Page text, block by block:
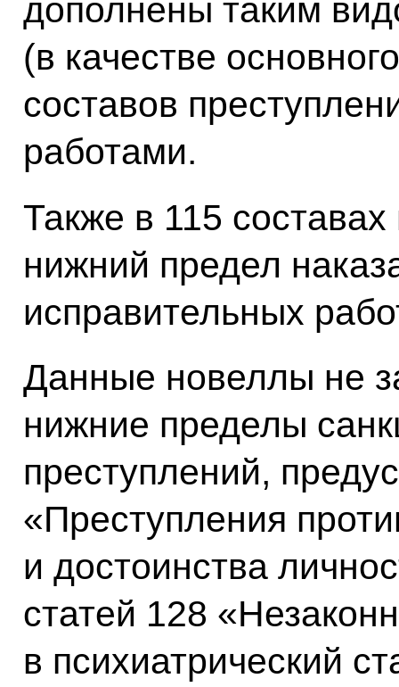
дополнены таким
(в качестве
составов
работами.
Также в 115
нижний предел
исправительных
Данные новеллы не
нижние пределы
преступлений,
«Преступления
и достоинства
статей 128
в психиатрический